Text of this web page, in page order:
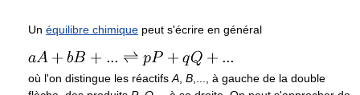
Un équilibre chimique peut s'écrire en général
où l'on distingue les réactifs A B
, à gauche de la double